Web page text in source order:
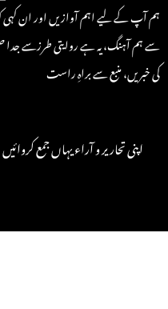
ہم آپ کے لیے اہم آوازیں اور ان کہی
سے ہم آہنگ، یہ ہے روایتی طرزسے
کی خبریں، منبع سے براہِ راست
: اپنی تحاریر و آراء یہاں جمع کروائیں